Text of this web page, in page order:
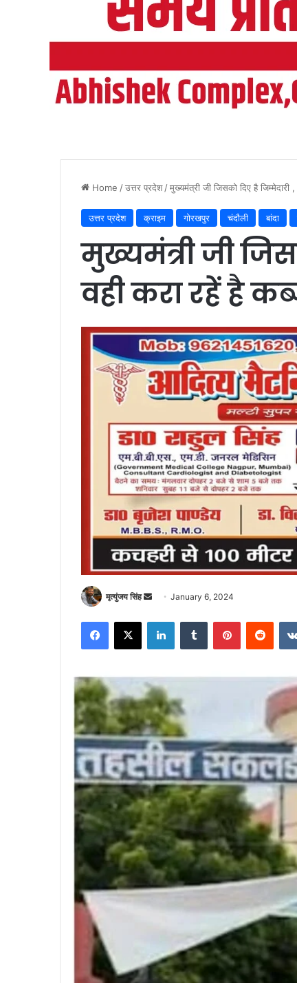
Home /उत्तर प्रदेश /मुख्यमंत्री जी जिसको दिए है जिम्मेदारी
उत्तर प्रदेश क्राइम गोरखपुर चंदौली बांदा
मुख्यमंत्री जी
वही करा रहें है
मृत्युंजय सिंह
Send
email
January 6, 2024
Facebook
X LinkedInTumblr Pinterest